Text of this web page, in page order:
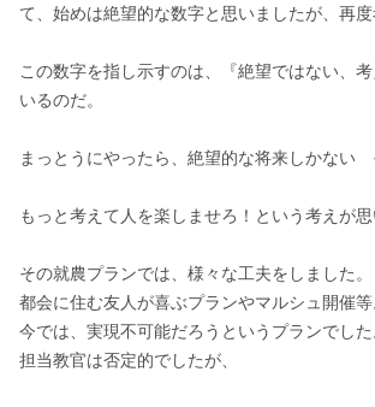
て、始めは絶望的な数字と思いましたが、再度
この数字を指し示すのは、『絶望ではない、
いるのだ。
まっとうにやったら、絶望的な将来しかない　
もっと考えて人を楽しませろ！という考えが思
その就農プランでは、様々な工夫をしました。
都会に住む友人が喜ぶプランやマルシュ開催等
今では、実現不可能だろうというプランでした
担当教官は否定的でしたが、